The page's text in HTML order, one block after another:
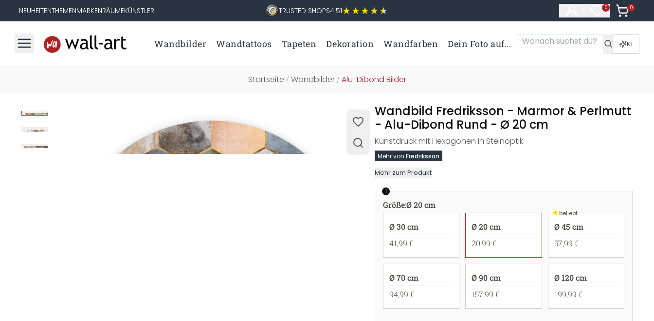
NEUHEITENTHEMENMARKENRÄUMEKÜNSTLER TRUSTED SHOPS4.51 0
Artikel im
0
Artikel
Wandbilder Wandtattoos Tapeten Dekoration Wandfarben Dein Foto auf... KI
Startseite / Wandbilder/ Alu-Dibond Bilder
Wandbild Fredriksson - Marmor & Perlmutt
- Alu-Dibond Rund - Ø 20 cm
Kunstdruck mit Hexagonen in Steinoptik
Mehr von Fredriksson
Mehr zum Produkt
1
Größe:Ø 20 cm
Ø 30 cm
41,99 €
Ø 20 cm
20,99 €
★beliebt
Ø 45 cm
57,99 €
Ø 70 cm
94,99 €
Ø 90 cm
157,99 €
Ø 120 cm
199,99 €